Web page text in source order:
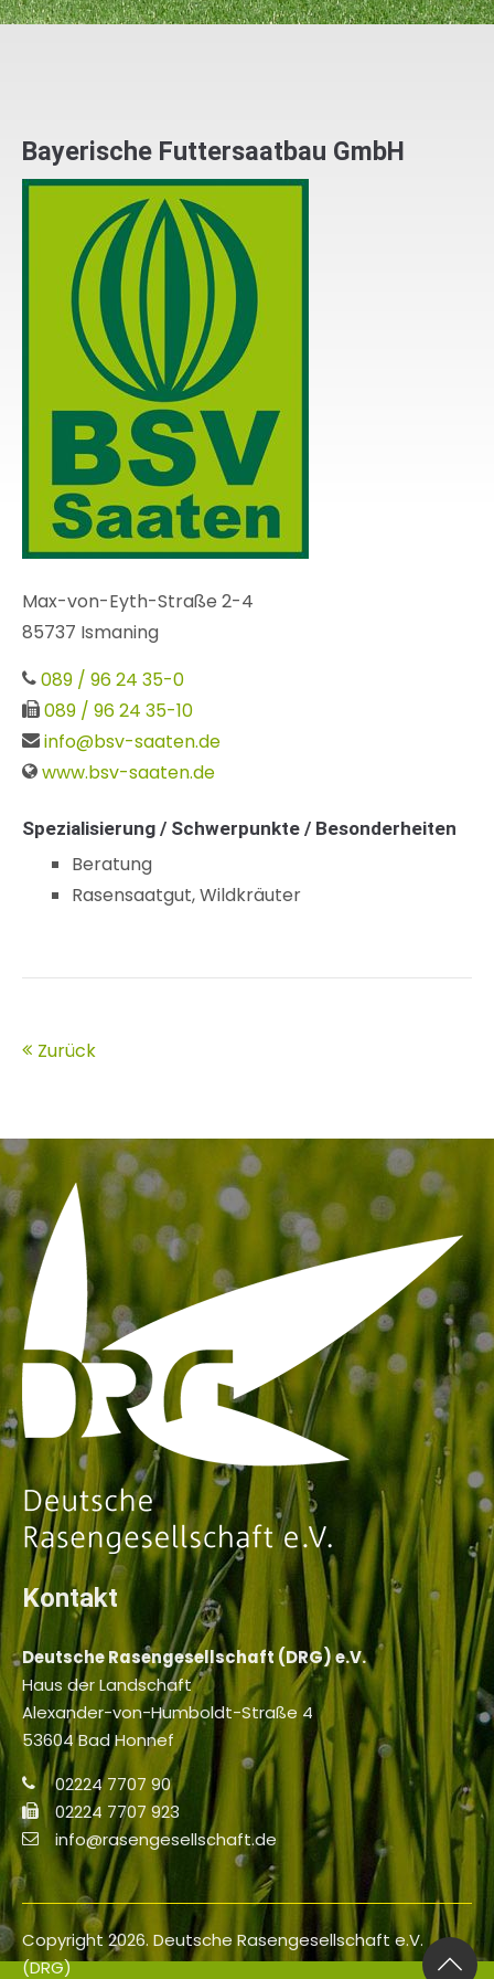
Bayerische Futtersaatbau GmbH
Max-von-Eyth-Straße 2-4
85737 Ismaning
089 / 96 24 35-0
089 / 96 24 35-10
info@bsv-saaten.de
www.bsv-saaten.de
Spezialisierung / Schwerpunkte / Besonderheiten
Beratung
Rasensaatgut, Wildkräuter
Zurück
Kontakt
Deutsche Rasengesellschaft (DRG) e.V.
Haus der Landschaft
Alexander-von-Humboldt-Straße 4
53604 Bad Honnef
02224 7707 90
02224 7707 923
info@rasengesellschaft.de
Copyright 2026. Deutsche Rasengesellschaft e.V.
(DRG)